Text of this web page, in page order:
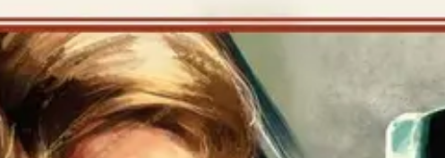
PS4 14.11.2017,Xbox One:14.11.2017,Nintendo Switch 1